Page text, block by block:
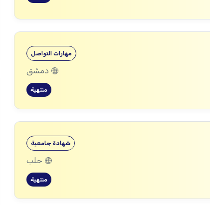
مهارات التواصل
دمشق
منتهية
شهادة جامعية
حلب
منتهية